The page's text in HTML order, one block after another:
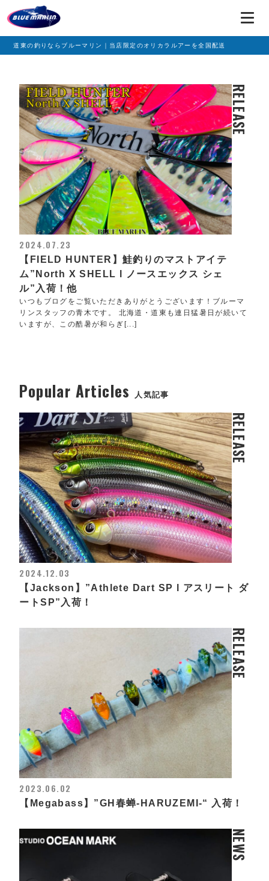
道東の釣りならブルーマリン｜当店限定のオリカラルアーを全国配送
RELEASE
2024.07.23
【FIELD HUNTER】鮭釣りのマストアイテ
ム”North X SHELL l ノースエックス シェ
ル”入荷！他
いつもブログをご覧いただきありがとうございます！ブルーマ
リンスタッフの青木です。 北海道・道東も連日猛暑日が続いて
いますが、この酷暑が和らぎ[...]
Popular Articles 人気記事
RELEASE
2024.12.03
【Jackson】”Athlete Dart SP l アスリート ダ
ートSP”入荷！
RELEASE
2023.06.02
【Megabass】”GH春蝉-HARUZEMI-“ 入荷！
NEWS